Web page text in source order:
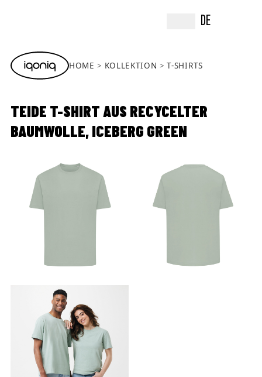
DE
HOME KOLLEKTION T-SHIRTS
TEIDE T-SHIRT AUS RECYCELTER
BAUMWOLLE, ICEBERG GREEN